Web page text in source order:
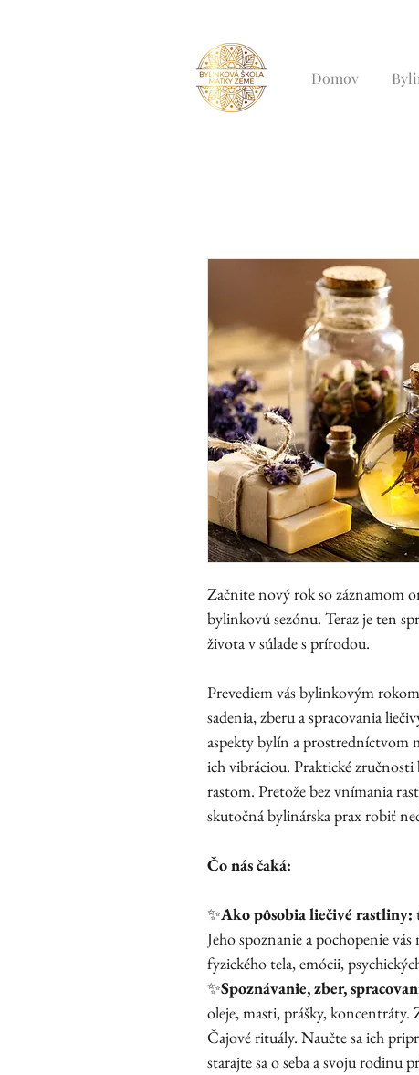
Domov
Začnite nový rok so záznamom
bylinkovú sezónu. Teraz je ten
života v súlade s prírodou.
Prevediem vás bylinkovým
sadenia, zberu a spracovania
aspekty bylín a prostredníctvom
ich vibráciou. Praktické
rastom. Pretože bez vnímania
skutočná bylinárska prax robiť
Čo nás čaká:
✨Ako pôsobia liečivé rastliny:
Jeho spoznanie a pochopenie
fyzického tela, emócii,
✨Spoznávanie, zber,
oleje, masti, prášky, koncentráty.
Čajové rituály. Naučte sa ich
starajte sa o seba a svoju rodinu